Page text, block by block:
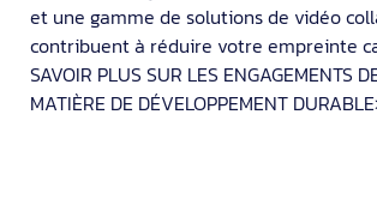
et une gamme de solutions de vidéo
contribuent à réduire votre empreinte
SAVOIR PLUS SUR LES ENGAGEMENTS
MATIÈRE DE DÉVELOPPEMENT